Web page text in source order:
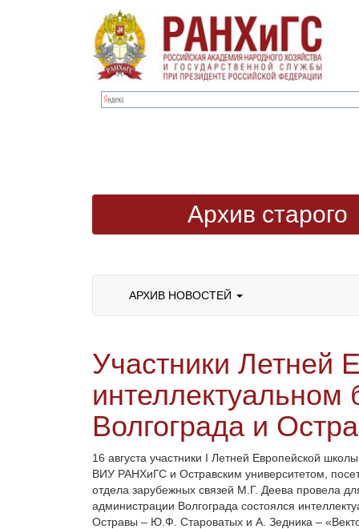
Архив старого
АРХИВ НОВОСТЕЙ
Участники Летней
интеллектуальном
Волгограда и
16 августа участники I Летней Европейской
ВИУ РАНХиГС и Остравским университетом,
отдела зарубежных связей М.Г. Деева провела
администрации Волгограда состоялся
Остравы – Ю.Ф. Староватых и А. Зедника –